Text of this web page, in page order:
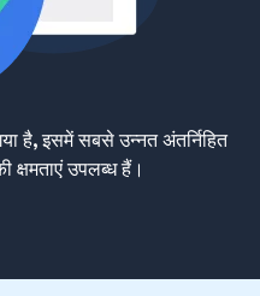
है, इसमें सबसे उन्नत अंतर्निहित
क्षमताएं उपलब्ध हैं।